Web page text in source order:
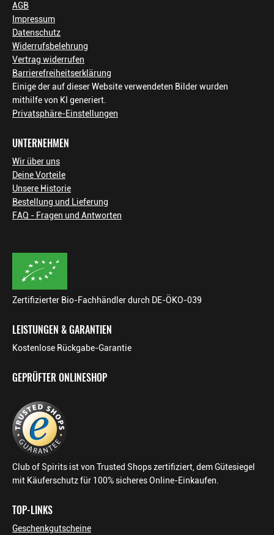
AGB
Impressum
Datenschutz
Widerrufsbelehrung
Vertrag widerrufen
Barrierefreiheitserklärung
Einige der auf dieser Website verwendeten Bilder wurden
mithilfe von KI generiert.
Privatsphäre-Einstellungen
UNTERNEHMEN
Wir über uns
Deine Vorteile
Unsere Historie
Bestellung und Lieferung
FAQ - Fragen und Antworten
Zertifizierter Bio-Fachhändler durch DE-ÖKO-039
LEISTUNGEN & GARANTIEN
Kostenlose Rückgabe-Garantie
GEPRÜFTER ONLINESHOP
Club of Spirits ist von Trusted Shops zertifiziert, dem Gütesiegel
mit Käuferschutz für 100% sicheres Online-Einkaufen.
TOP-LINKS
Geschenkgutscheine